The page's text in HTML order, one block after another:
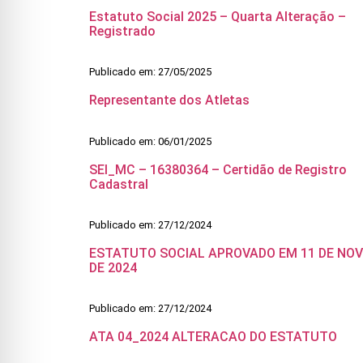
Estatuto Social 2025 – Quarta Alteração –
Registrado
Publicado em: 27/05/2025
Representante dos Atletas
Publicado em: 06/01/2025
SEI_MC – 16380364 – Certidão de Registro
Cadastral
Publicado em: 27/12/2024
ESTATUTO SOCIAL APROVADO EM 11 DE
DE 2024
Publicado em: 27/12/2024
ATA 04_2024 ALTERACAO DO ESTATUTO